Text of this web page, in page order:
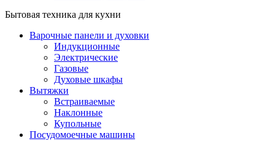
Бытовая техника для кухни
Варочные панели и духовки
Индукционные
Электрические
Газовые
Духовые шкафы
Вытяжки
Встраиваемые
Наклонные
Купольные
Посудомоечные машины